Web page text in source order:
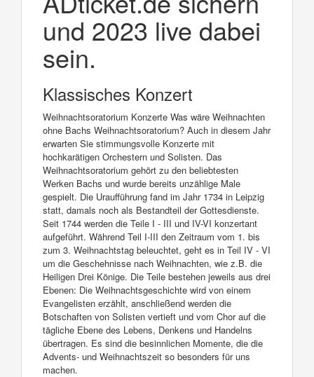
und 2023 live dabei
sein.
Klassisches Konzert
Weihnachtsoratorium Konzerte Was wäre Weihnachten
ohne Bachs Weihnachtsoratorium? Auch in diesem Jahr
erwarten Sie stimmungsvolle Konzerte mit
hochkarätigen Orchestern und Solisten. Das
Weihnachtsoratorium gehört zu den beliebtesten
Werken Bachs und wurde bereits unzählige Male
gespielt. Die Uraufführung fand im Jahr 1734 in Leipzig
statt, damals noch als Bestandteil der Gottesdienste.
Seit 1744 werden die Teile I - III und IV-VI konzertant
aufgeführt. Während Teil I-III den Zeitraum vom 1. bis
zum 3. Weihnachtstag beleuchtet, geht es in Teil IV - VI
um die Geschehnisse nach Weihnachten, wie z.B. die
Heiligen Drei Könige. Die Teile bestehen jeweils aus drei
Ebenen: Die Weihnachtsgeschichte wird von einem
Evangelisten erzählt, anschließend werden die
Botschaften von Solisten vertieft und vom Chor auf die
tägliche Ebene des Lebens, Denkens und Handelns
übertragen. Es sind die besinnlichen Momente, die die
Advents- und Weihnachtszeit so besonders für uns
machen.